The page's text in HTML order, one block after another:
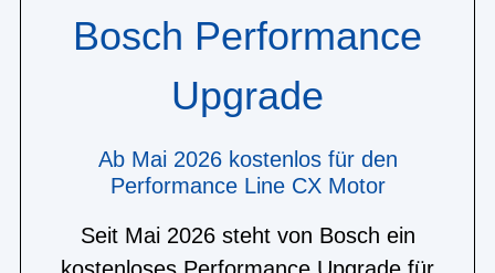
Bosch Performance
Upgrade
Ab Mai 2026 kostenlos für den
Performance Line CX Motor
Seit Mai 2026 steht von Bosch ein